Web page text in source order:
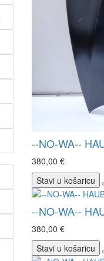
--NO-WA--
380,00 €
Stavi u košaricu
--NO-WA--
380,00 €
Stavi u košaricu